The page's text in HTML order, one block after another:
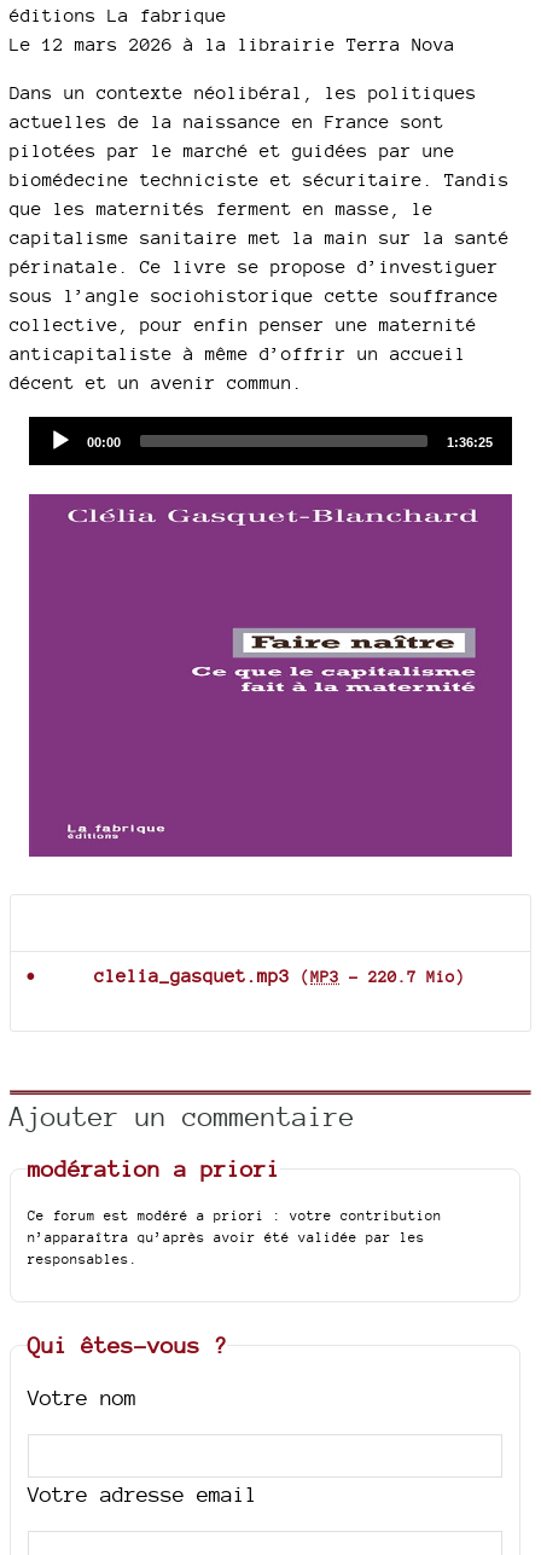
éditions La fabrique
Le 12 mars 2026 à la librairie Terra Nova
Dans un contexte néolibéral, les politiques
actuelles de la naissance en France sont
pilotées par le marché et guidées par une
biomédecine techniciste et sécuritaire. Tandis
que les maternités ferment en masse, le
capitalisme sanitaire met la main sur la santé
périnatale. Ce livre se propose d’investiguer
sous l’angle sociohistorique cette souffrance
collective, pour enfin penser une maternité
anticapitaliste à même d’offrir un accueil
décent et un avenir commun.
Current
00:00
Total
1:36:25
clelia_gasquet.mp3 (MP3 - 220.7 Mio)
Ajouter un commentaire
modération a priori
Ce forum est modéré a priori : votre contribution
n’apparaîtra qu’après avoir été validée par les
responsables.
Qui êtes-vous ?
Votre nom
Votre adresse email